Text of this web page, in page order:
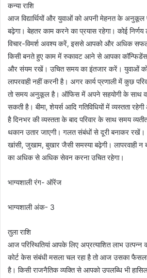
कन्या राशि
आज विद्यार्थियों और युवाओं को अपनी मेहनत के अनुकूल
बढ़ेगा। बेहतर काम करने का प्रयास रहेगा। कोई
विचार-विमर्श अवश्य करें, इससे आपको और अधिक
किसी बनते हुए काम में रुकावट आने से आपका
और संयम रखें। उचित समय का इंतजार करें। युवाओं
लापरवाही नहीं करनी है। अगर कार्य प्रणाली में कुछ
तो समय अनुकूल है। ऑफिस में अपने सहयोगी के साथ
सकती है। बीमा, शेयर्स आदि गतिविधियों में व्यस्तता
है दिनभर की व्यस्तता के बाद परिवार के साथ समय
थकान उतार जाएगी। गलत संबंधों से दूरी बनाकर रखें।
खांसी, जुखाम, बुखार जैसी समस्या बढ़ेगी। लापरवाही न
का अधिक से अधिक सेवन करना उचित रहेगा।
भाग्यशाली रंग- ऑरेंज
भाग्यशाली अंक- 3
तुला राशि
आज परिस्थितियां आपके लिए अप्रत्याशित लाभ उत्पन्न
कोर्ट केस संबंधी मसला चल रहा है तो आज उसका
है। किसी राजनैतिक व्यक्ति से आपको उपलब्धि भी